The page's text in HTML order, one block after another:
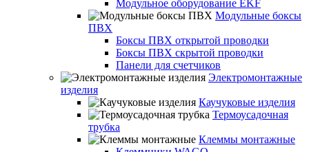
Модульное оборудование EKF
Модульные боксы
ПВХ
Боксы ПВХ открытой проводки
Боксы ПВХ скрытой проводки
Панели для счетчиков
Электромонтажные
изделия
Каучуковые изделия
Термоусадочная
трубка
Клеммы монтажные